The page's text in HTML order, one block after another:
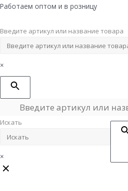
Перейти
содержимому
Работаем оптом и в розницу
Введите артикул или название товара
×
Искать
×